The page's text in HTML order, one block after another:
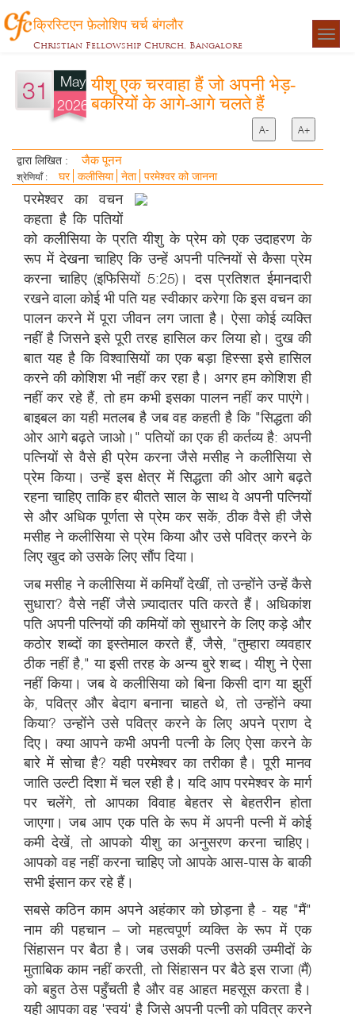
क्रिस्टिएन फ़ेलोशिप चर्च बंगलौर
Christian Fellowship Church, Bangalore
31
May
2026
यीशु एक चरवाहा हैं जो अपनी भेड़-
बकरियों के आगे-आगे चलते हैं
A- A+
द्वारा लिखित : जैक पूनन
श्रेणियाँ : घर कलीसिया नेता परमेश्वर को जानना
परमेश्वर का वचन
कहता है कि पतियों
को कलीसिया के प्रति यीशु के प्रेम को एक उदाहरण के
रूप में देखना चाहिए कि उन्हें अपनी पत्नियों से कैसा प्रेम
करना चाहिए (इफिसियों 5:25)। दस प्रतिशत ईमानदारी
रखने वाला कोई भी पति यह स्वीकार करेगा कि इस वचन का
पालन करने में पूरा जीवन लग जाता है। ऐसा कोई व्यक्ति
नहीं है जिसने इसे पूरी तरह हासिल कर लिया हो। दुख की
बात यह है कि विश्वासियों का एक बड़ा हिस्सा इसे हासिल
करने की कोशिश भी नहीं कर रहा है। अगर हम कोशिश ही
नहीं कर रहे हैं, तो हम कभी इसका पालन नहीं कर पाएंगे।
बाइबल का यही मतलब है जब वह कहती है कि "सिद्धता की
ओर आगे बढ़ते जाओ।" पतियों का एक ही कर्तव्य है: अपनी
पत्नियों से वैसे ही प्रेम करना जैसे मसीह ने कलीसिया से
प्रेम किया। उन्हें इस क्षेत्र में सिद्धता की ओर आगे बढ़ते
रहना चाहिए ताकि हर बीतते साल के साथ वे अपनी पत्नियों
से और अधिक पूर्णता से प्रेम कर सकें, ठीक वैसे ही जैसे
मसीह ने कलीसिया से प्रेम किया और उसे पवित्र करने के
लिए खुद को उसके लिए सौंप दिया।
जब मसीह ने कलीसिया में कमियाँ देखीं, तो उन्होंने उन्हें कैसे
सुधारा? वैसे नहीं जैसे ज़्यादातर पति करते हैं। अधिकांश
पति अपनी पत्नियों की कमियों को सुधारने के लिए कड़े और
कठोर शब्दों का इस्तेमाल करते हैं, जैसे, "तुम्हारा व्यवहार
ठीक नहीं है," या इसी तरह के अन्य बुरे शब्द। यीशु ने ऐसा
नहीं किया। जब वे कलीसिया को बिना किसी दाग या झुर्री
के, पवित्र और बेदाग बनाना चाहते थे, तो उन्होंने क्या
किया? उन्होंने उसे पवित्र करने के लिए अपने प्राण दे
दिए। क्या आपने कभी अपनी पत्नी के लिए ऐसा करने के
बारे में सोचा है? यही परमेश्वर का तरीका है। पूरी मानव
जाति उल्टी दिशा में चल रही है। यदि आप परमेश्वर के मार्ग
पर चलेंगे, तो आपका विवाह बेहतर से बेहतरीन होता
जाएगा। जब आप एक पति के रूप में अपनी पत्नी में कोई
कमी देखें, तो आपको यीशु का अनुसरण करना चाहिए।
आपको वह नहीं करना चाहिए जो आपके आस-पास के बाकी
सभी इंसान कर रहे हैं।
सबसे कठिन काम अपने अहंकार को छोड़ना है - यह "मैं"
नाम की पहचान – जो महत्वपूर्ण व्यक्ति के रूप में एक
सिंहासन पर बैठा है। जब उसकी पत्नी उसकी उम्मीदों के
मुताबिक काम नहीं करती, तो सिंहासन पर बैठे इस राजा (मैं)
को बहुत ठेस पहुँचती है और वह आहत महसूस करता है।
यही आपका वह 'स्वयं' है जिसे अपनी पत्नी को पवित्र करने